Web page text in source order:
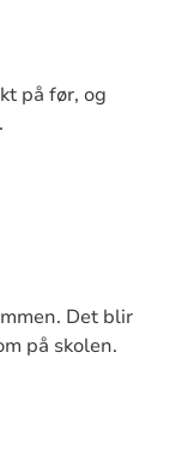
på før, og
Det blir
på skolen.